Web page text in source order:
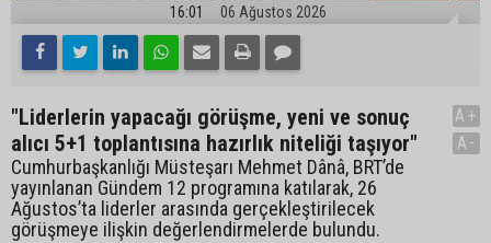
16:01 06 Ağustos 2026
"Liderlerin yapacağı görüşme, yeni ve sonuç
alıcı 5+1 toplantısına hazırlık niteliği taşıyor"
Cumhurbaşkanlığı Müsteşarı Mehmet Dânâ, BRT’de
yayınlanan Gündem 12 programına katılarak, 26
Ağustos’ta liderler arasında gerçekleştirilecek
görüşmeye ilişkin değerlendirmelerde bulundu.
A+
A-